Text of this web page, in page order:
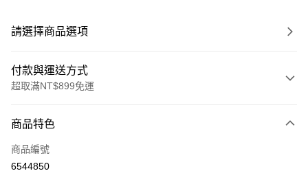
請選擇商品選項
付款與運送方式
超取滿NT$899免運
信用卡一次付款
信用卡分期付款
商品特色
商品編號
6544850